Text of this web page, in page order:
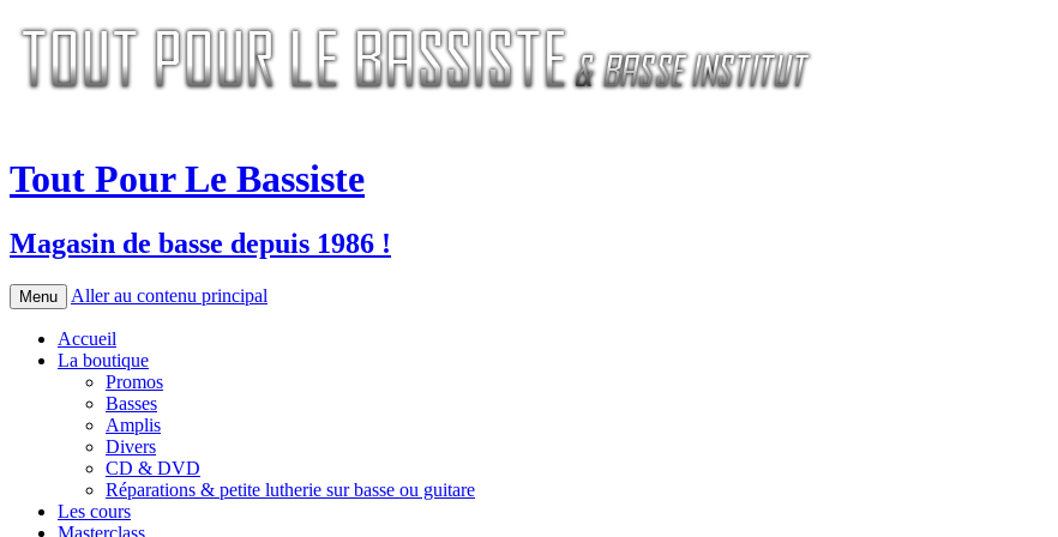
Tout Pour Le Bassiste
Magasin de basse depuis 1986 !
Menu Aller au contenu principal
Accueil
La boutique
Promos
Basses
Amplis
Divers
CD & DVD
Réparations & petite lutherie sur basse ou guitare
Les cours
Masterclass